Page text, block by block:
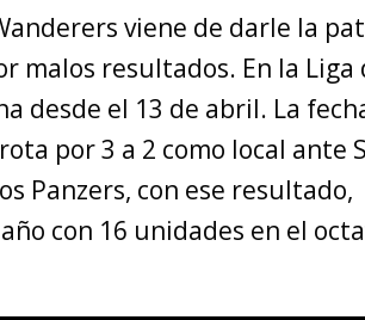
viene de darle la
malos resultados. En la Liga
desde el 13 de abril. La
por 3 a 2 como local ante
Panzers, con ese resultado,
con 16 unidades en el